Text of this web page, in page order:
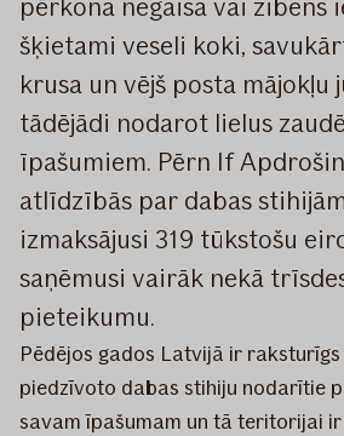
šķietami veseli koki,
krusa un vējš posta mājokļu
tādējādi nodarot lielus
īpašumiem. Pērn If
atlīdzībās par dabas
izmaksājusi 319 tūkstošu
saņēmusi vairāk nekā
pieteikumu.
Pēdējos gados Latvijā ir raksturīgs
piedzīvoto dabas stihiju nodarītie
savam īpašumam un tā teritorijai